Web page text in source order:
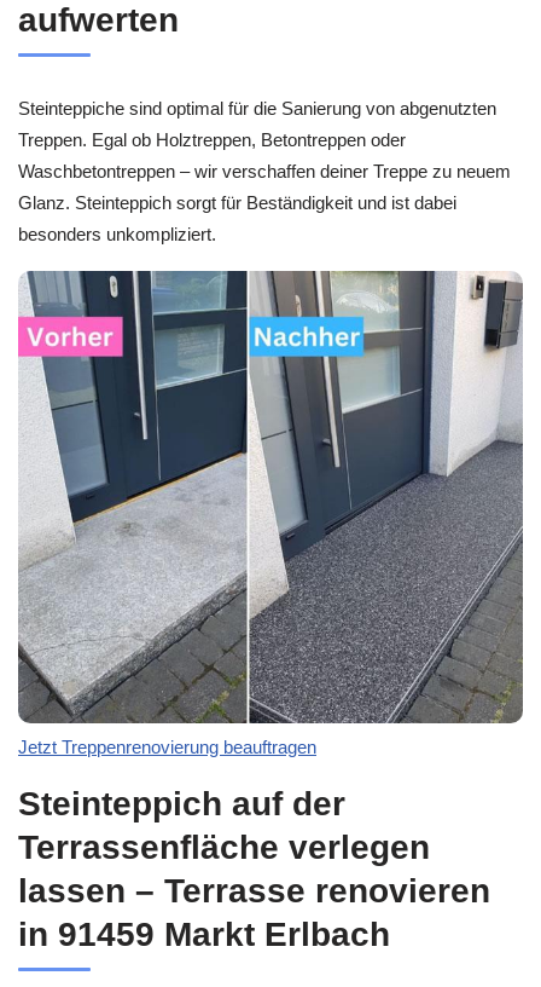
aufwerten
Steinteppiche sind optimal für die Sanierung von abgenutzten
Treppen. Egal ob Holztreppen, Betontreppen oder
Waschbetontreppen – wir verschaffen deiner Treppe zu neuem
Glanz. Steinteppich sorgt für Beständigkeit und ist dabei
besonders unkompliziert.
Jetzt Treppenrenovierung beauftragen
Steinteppich auf der
Terrassenfläche verlegen
lassen – Terrasse renovieren
in 91459 Markt Erlbach